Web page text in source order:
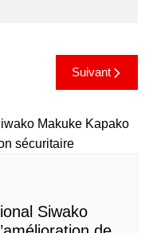
Suivant
Siwako